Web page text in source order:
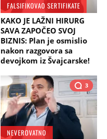
FALSIFIKOVAO SERTIFIKATE
KAKO JE LAŽNI HIRURG
SAVA ZAPOČEO SVOJ
BIZNIS: Plan je osmislio
nakon razgovora sa
devojkom iz Švajcarske!
3
NEVEROVATNO